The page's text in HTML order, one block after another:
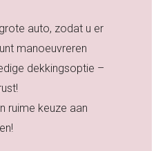
auto, zodat u er
manoeuvreren
dekkingsoptie –
ruime keuze aan